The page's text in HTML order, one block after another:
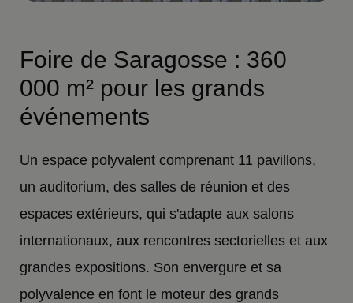
Foire de Saragosse : 360
000 m² pour les grands
événements
Un espace polyvalent comprenant 11 pavillons,
un auditorium, des salles de réunion et des
espaces extérieurs, qui s'adapte aux salons
internationaux, aux rencontres sectorielles et aux
grandes expositions. Son envergure et sa
polyvalence en font le moteur des grands